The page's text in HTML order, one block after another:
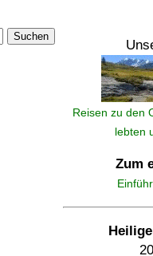
Suchen
Reisen zu den
lebten
Zum